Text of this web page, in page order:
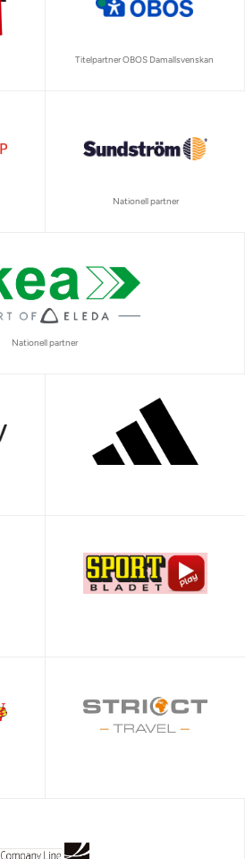
Titelpartner OBOS Damallsvenskan
Nationell partner
Nationell partner